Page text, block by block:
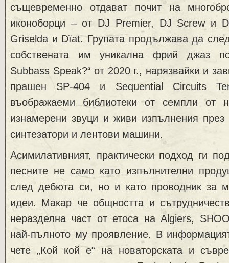
същевременно отдават почит на
иконоборци – от DJ Premier, DJ Screw и
Griselda и Dïat. Групата продължава да
собствената им уникална фрий джаз
Subbass Speak?“ от 2020 г., нарязвайки и
прашен SP-404 и Sequential Circuits
въображаеми библиотеки от семпли от
изнамерени звуци и живи изпълнения
синтезатори и лентови машини.
Асимилативният, практически подход ги
песните не само като изпълнителни
след дебюта си, но и като проводник за
идеи. Макар че общността и
неразделна част от етоса на Algiers,
най-пълното му проявление. В
чете „Кой кой е“ на новаторската и